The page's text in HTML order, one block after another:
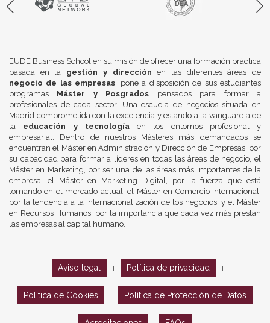
EUDE Business School en su misión de ofrecer una formación práctica
basada en la gestión y dirección en las diferentes áreas de
negocio de las empresas, pone a disposición de sus estudiantes
programas Máster y Posgrados pensados para formar a
profesionales de cada sector. Una escuela de negocios situada en
Madrid comprometida con la excelencia y estando a la vanguardia de
la educación y tecnologíaen los entornos profesional y
empresarial. Dentro de nuestros Másteres más demandados se
encuentran el Máster en Administración y Dirección de Empresas, por
su capacidad para formar a líderes en todas las áreas de negocio, el
Máster en Marketing, por ser una de las áreas más importantes de la
empresa, el Máster en Marketing Digital, por la fuerza que está
tomando en el mercado actual, el Máster en Comercio Internacional,
por la tendencia a la internacionalización de los negocios, y el Máster
en Recursos Humanos, por la importancia que cada vez más prestan
las empresas al capital humano.
Aviso legal Política de privacidad
Política de Cookies Política de Protección de Datos